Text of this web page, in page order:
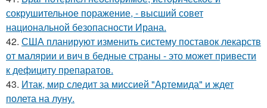
сокрушительное поражение, - высший совет
национальной безопасности Ирана.
42. США планируют изменить систему поставок лекарств
от малярии и вич в бедные страны - это может привести
к дефициту препаратов.
43. Итак, мир следит за миссией "Артемида" и ждет
полета на луну.